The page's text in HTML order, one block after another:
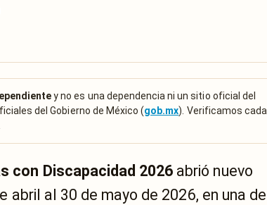
y no es una dependencia ni un sitio oficial del
del Gobierno de México (gob.mx). Verificamos cada
con Discapacidad 2026 abrió nuevo
abril al 30 de mayo de 2026, en una de